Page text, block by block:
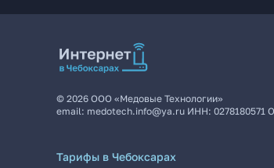
© 2026 ООО «Медовые Технологии»
email: medotech.info@ya.ru ИНН: 0278180571
Тарифы в Чебоксарах